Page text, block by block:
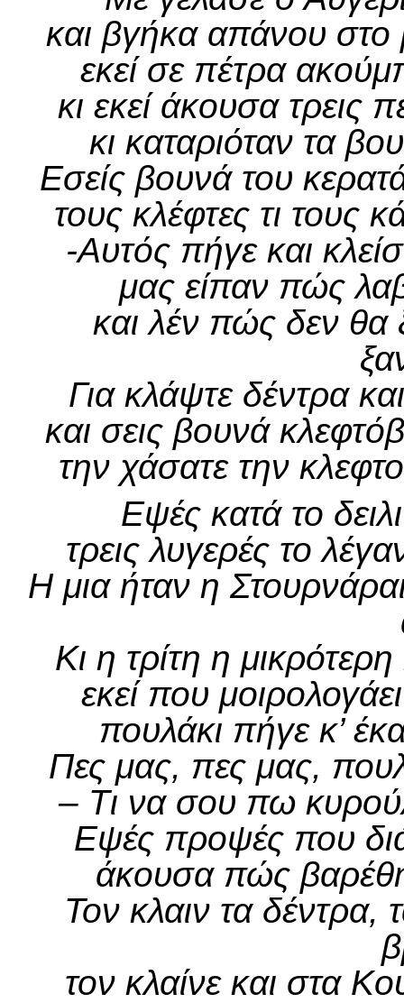
και βγήκα απάνου στο
εκεί σε πέτρα
κι εκεί άκουσα τρεις
κι καταριόταν τα
Εσείς βουνά του
τους κλέφτες τι τους
-Αυτός πήγε και
μας είπαν πώς
και λέν πώς δεν θα
Για κλάψτε δέντρα
και σεις βουνά
την χάσατε την
Εψές κατά το
τρεις λυγερές το
Η μια ήταν η
Κι η τρίτη η
εκεί που
πουλάκι πήγε κ’
Πες μας, πες μας,
– Τι να σου πω
Εψές προψές που
άκουσα πώς
Τον κλαιν τα δέντρα,
τον κλαίνε και στα